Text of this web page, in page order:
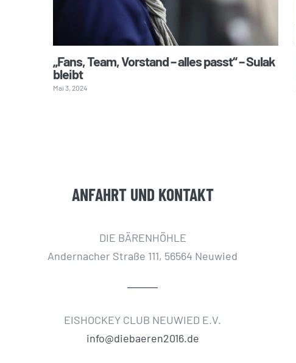
„Fans, Team, Vorstand – alles passt“ – Sulak
bleibt
Mai 3, 2024
ANFAHRT UND KONTAKT
DIE BÄRENHÖHLE
Andernacher Straße 111, 56564 Neuwied
EISHOCKEY CLUB NEUWIED E.V.
info@diebaeren2016.de